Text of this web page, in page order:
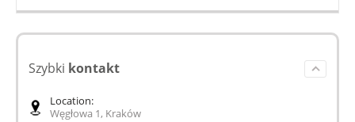
Szybki kontakt
Location:
Węgłowa 1, Kraków